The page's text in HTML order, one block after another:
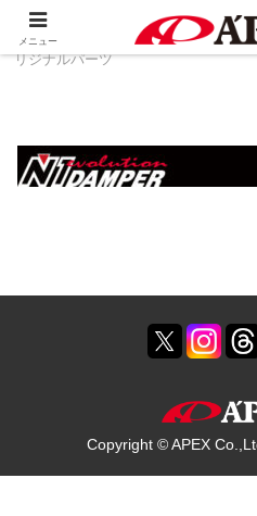
製品情報
リジナルパーツ
Copyright © APEX
メニュー